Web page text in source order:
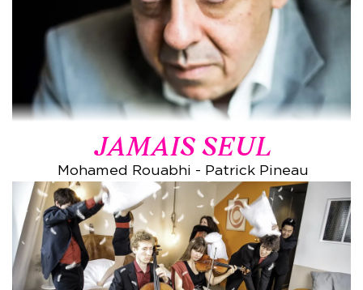
JAMAIS SEUL
Mohamed Rouabhi - Patrick Pineau